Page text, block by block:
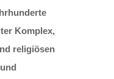
Komplex,
religiösen